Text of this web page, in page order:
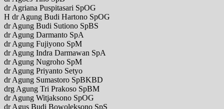
dr Agriana Puspitasari SpOG
H dr Agung Budi Hartono SpOG
dr Agung Budi Sutiono SpBS
dr Agung Darmanto SpA
dr Agung Fujiyono SpM
dr Agung Indra Darmawan SpA
dr Agung Nugroho SpM
dr Agung Priyanto Setyo
dr Agung Sumastoro SpBKBD
drg Agung Tri Prakoso SpBM
dr Agung Witjaksono SpOG
dr Agus Budi Bowoleksono SpS